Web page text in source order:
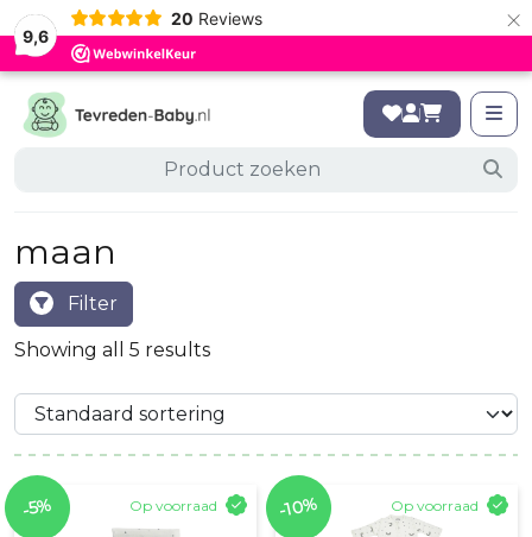
9,6
20 Reviews ×
maan
Filter
Showing all 5 results
Op voorraad
-5% Op voorraad
-10%